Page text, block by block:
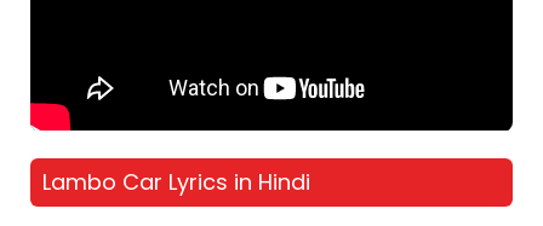
Lambo Car Lyrics in Hindi